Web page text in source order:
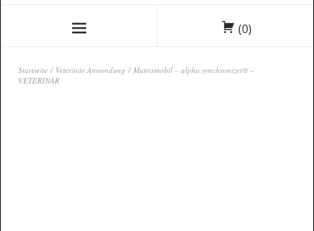
(0)
Startseite / Veterinär Anwendung / Matrixmobil – alpha synchronizer® –
VETERINÄR